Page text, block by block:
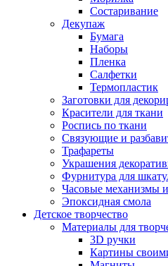
Состаривание
Декупаж
Бумага
Наборы
Пленка
Салфетки
Термопластик
Заготовки для
Красители для ткани
Роспись по ткани
Связующие и
Трафареты
Украшения
Фурнитура для
Часовые механизмы
Эпоксидная смола
Детское творчество
Материалы для
3D ручки
Картины